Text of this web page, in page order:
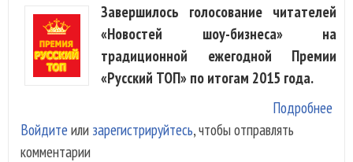
Завершилось голосование читателей
«Новостей шоу-бизнеса» на
традиционной ежегодной Премии
«Русский ТОП» по итогам 2015 года.
Подробнее
Войдите или зарегистрируйтесь, чтобы отправлять
комментарии